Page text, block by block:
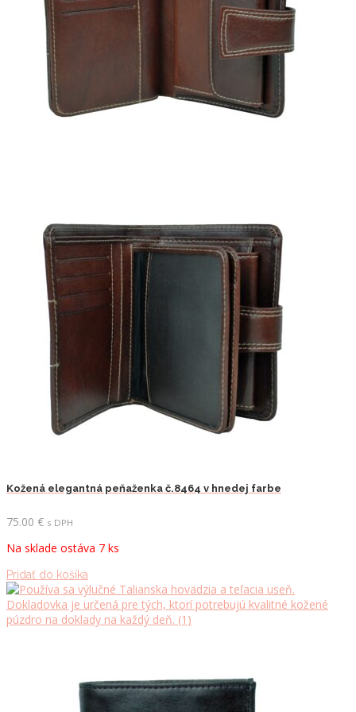
Kožená elegantná peňaženka č.8464 v hnedej farbe
75.00 € s DPH
Na sklade ostáva 7 ks
Pridať do košíka